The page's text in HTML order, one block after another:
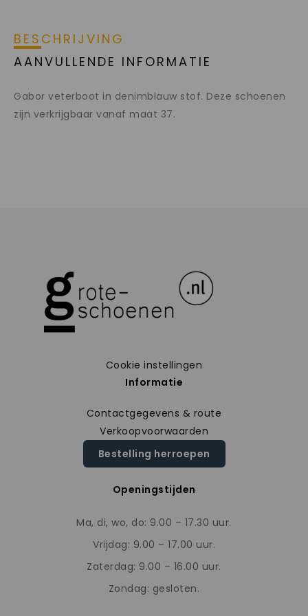
BESCHRIJVING
AANVULLENDE INFORMATIE
Gabor veterboot in denimblauw stof. Deze schoenen
zijn verkrijgbaar vanaf maat 37.
Cookie instellingen
Informatie
Contactgegevens & route
Verkoopvoorwaarden
Bestelling herroepen
Openingstijden
Ma, di, wo, do: 9.00 – 17.30 uur.
Vrijdag: 9.00 – 17.00 uur.
Zaterdag: 9.00 – 16.00 uur.
Zondag: gesloten.